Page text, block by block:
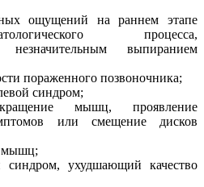
ощущений на раннем этапе
процесса,
незначительным выпиранием
пораженного позвоночника;
синдром;
мышц, проявление
или смещение дисков
мышц;
синдром, ухудшающий качество